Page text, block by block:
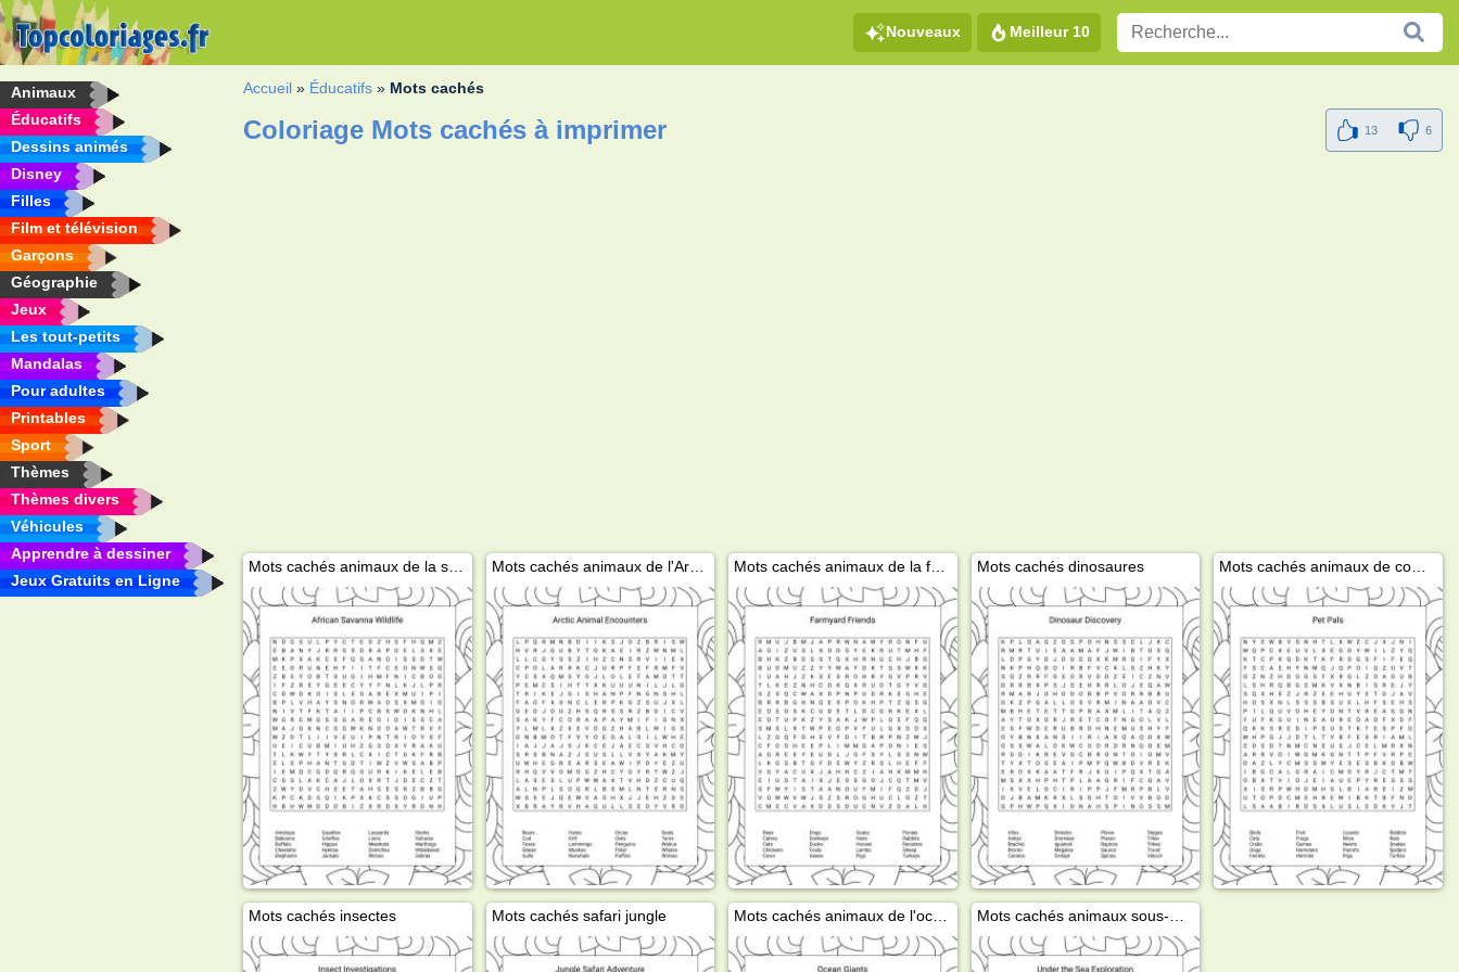
Nouveaux Meilleur 10
Animaux
Éducatifs
Dessins animés
Disney
Filles
Film et télévision
Garçons
Géographie
Jeux
Les tout-petits
Mandalas
Pour adultes
Printables
Sport
Thèmes
Thèmes divers
Véhicules
Apprendre à dessiner
Jeux Gratuits en Ligne
Accueil » Éducatifs » Mots cachés
Coloriage Mots cachés à imprimer 13 6
Mots cachés animaux de l'Arctique Mots cachés dinosaures
Mots cachés insectes Mots cachés safari jungle